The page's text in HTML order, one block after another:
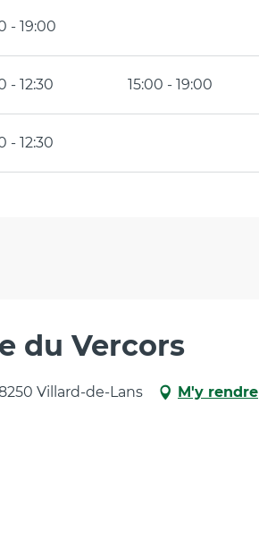
- 19:00
- 12:30 15:00 - 19:00
- 12:30
du Vercors
Villard-de-Lans M'y rendre